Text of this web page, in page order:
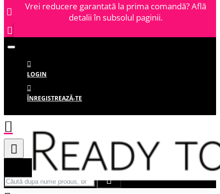
Vrei reducere garantată la prima comandă? Află
detalii în subsolul paginii.
LOGIN
ÎNREGISTREAZĂ-TE
Căută după nume produs, brand...